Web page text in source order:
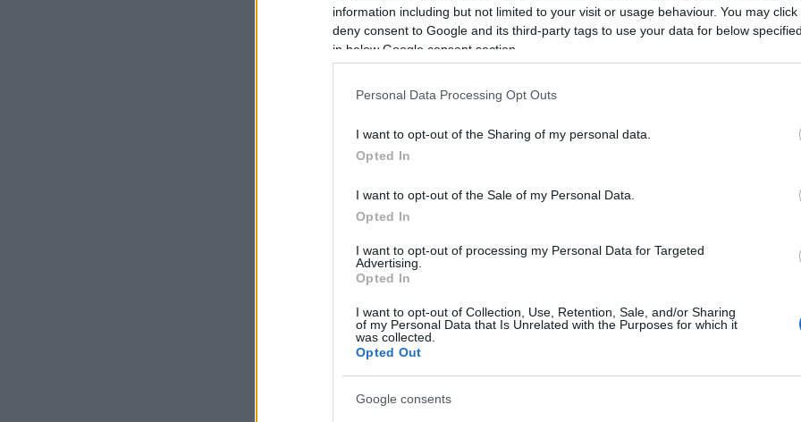
information including but not limited to your visit or usage behaviour. You may
deny consent to Google and its third-party tags to use your data for below
in below Google consent section.
Personal Data Processing Opt Outs
I want to opt-out of the Sharing of my personal data.
Opted In
I want to opt-out of the Sale of my Personal Data.
Opted In
I want to opt-out of processing my Personal Data for Targeted
Advertising.
Opted In
I want to opt-out of Collection, Use, Retention, Sale, and/or Sharing
of my Personal Data that Is Unrelated with the Purposes for which it
was collected.
Opted Out
Google consents